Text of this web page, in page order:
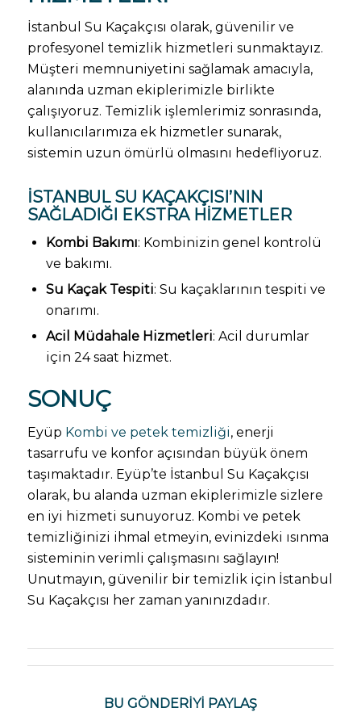
İstanbul Su Kaçakçısı olarak, güvenilir ve
profesyonel temizlik hizmetleri sunmaktayız.
Müşteri memnuniyetini sağlamak amacıyla,
alanında uzman ekiplerimizle birlikte
çalışıyoruz. Temizlik işlemlerimiz sonrasında,
kullanıcılarımıza ek hizmetler sunarak,
sistemin uzun ömürlü olmasını hedefliyoruz.
İSTANBUL SU KAÇAKÇISI’NIN
SAĞLADIĞI EKSTRA HIZMETLER
Kombi Bakımı: Kombinizin genel kontrolü
ve bakımı.
Su Kaçak Tespiti: Su kaçaklarının tespiti ve
onarımı.
Acil Müdahale Hizmetleri: Acil durumlar
için 24 saat hizmet.
SONUÇ
Eyüp Kombi ve petek temizliği, enerji
tasarrufu ve konfor açısından büyük önem
taşımaktadır. Eyüp’te İstanbul Su Kaçakçısı
olarak, bu alanda uzman ekiplerimizle sizlere
en iyi hizmeti sunuyoruz. Kombi ve petek
temizliğinizi ihmal etmeyin, evinizdeki ısınma
sisteminin verimli çalışmasını sağlayın!
Unutmayın, güvenilir bir temizlik için İstanbul
Su Kaçakçısı her zaman yanınızdadır.
BU GÖNDERIYI PAYLAŞ